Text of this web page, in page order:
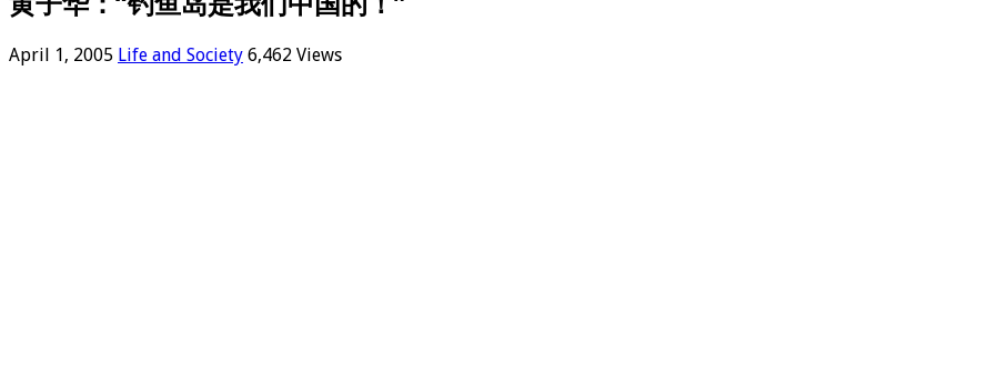
April 1, 2005 Life and Society 6,462 Views